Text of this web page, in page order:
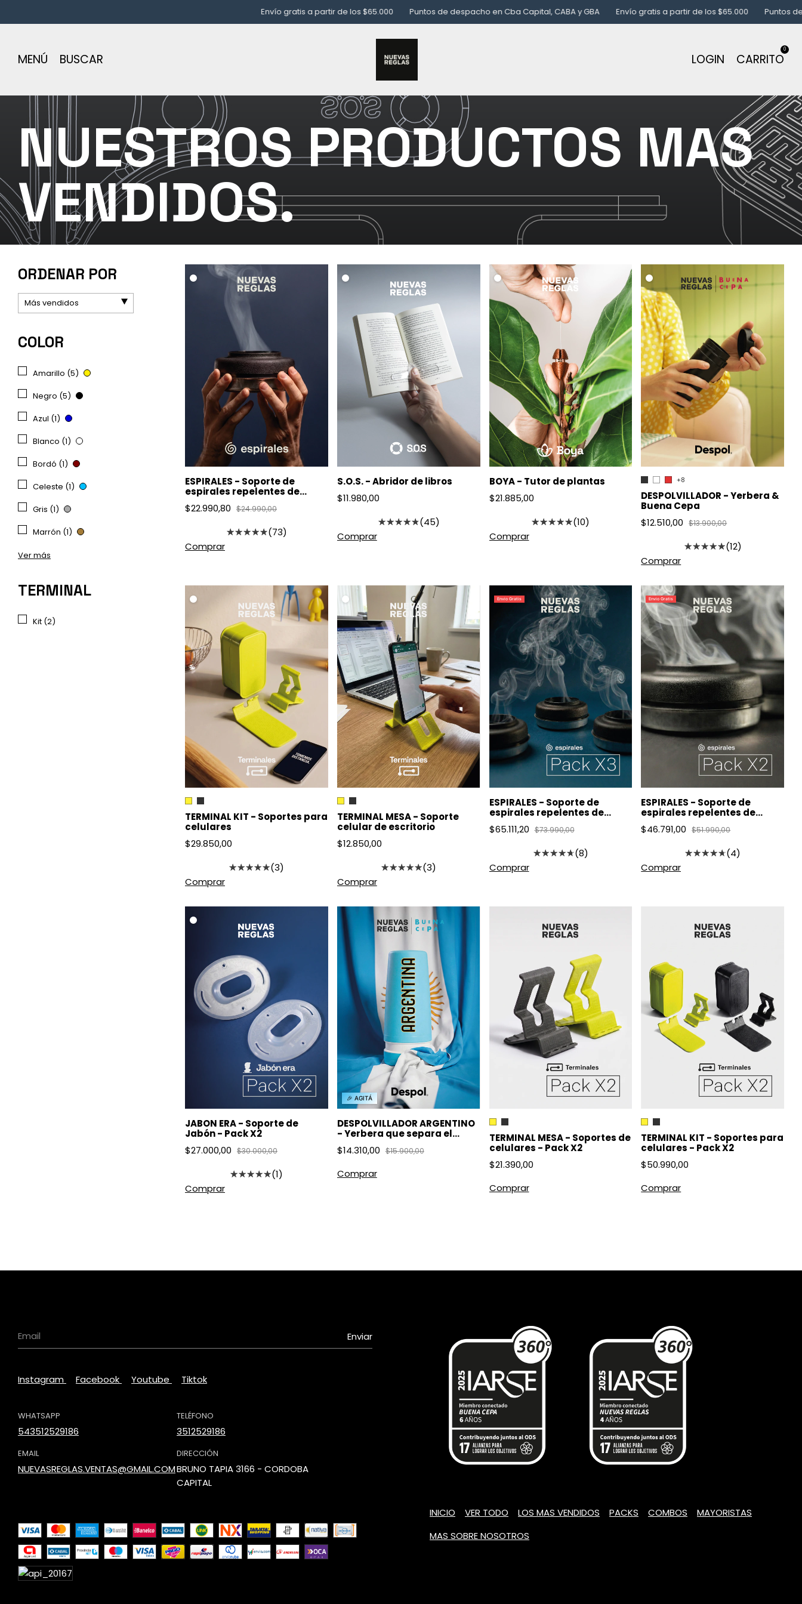
Envío gratis a partir de los $65.000 Puntos de despacho en Cba Capital, CABA y GBA Envío gratis a partir de los $65.000 Puntos de
MENÚ BUSCAR LOGIN CARRITO
0
NUESTROS PRODUCTOS MAS
VENDIDOS.
ORDENAR POR
COLOR
Amarillo (5)
Negro (5)
Azul (1)
Blanco (1)
Bordó (1)
Celeste (1)
Gris (1)
Marrón (1)
Ver más
TERMINAL
Kit (2)
ESPIRALES - Soporte de
espirales repelentes de
mosquitos
$22.990,80 $24.990,00
(73)
S.O.S. - Abridor de libros
$11.980,00
(45)
BOYA - Tutor de plantas
$21.885,00
(10)
+8
DESPOLVILLADOR - Yerbera &
Buena Cepa
$12.510,00
$13.900,00
(12)
Comprar
TERMINAL KIT - Soportes para
celulares
$29.850,00
(3)
Comprar
TERMINAL MESA - Soporte
celular de escritorio
$12.850,00
(3)
Comprar
Envio Gratis
ESPIRALES - Soporte de
espirales repelentes de
mosquitos - Pack X3
$65.111,20 $73.990,00
(8)
Envio Gratis
ESPIRALES - Soporte de
espirales repelentes de
mosquitos - Pack X2
$46.791,00 $51.990,00
(4)
JABON ERA - Soporte de
Jabón - Pack X2
$27.000,00 $30.000,00
(1)
🎉 AGITÁ
DESPOLVILLADOR ARGENTINO
- Yerbera que separa el
polvo
$14.310,00 $15.900,00
TERMINAL MESA - Soportes de
celulares - Pack X2
$21.390,00
Comprar
TERMINAL KIT - Soportes para
celulares - Pack X2
$50.990,00
Comprar
Instagram Facebook Youtube Tiktok
WHATSAPP
543512529186
TELÉFONO
3512529186
EMAIL
NUEVASREGLAS.VENTAS@GMAIL.COM
DIRECCIÓN
BRUNO TAPIA 3166 - CORDOBA
CAPITAL
INICIO VER TODO LOS MAS VENDIDOS PACKS COMBOS
MAYORISTAS
MAS SOBRE NOSOTROS